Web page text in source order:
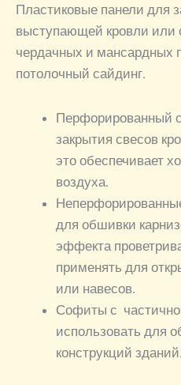
Пластиковые панели для
выступающей кровли или
чердачных и мансардных
потолочный сайдинг.
Перфорированный
закрытия свесов
это обеспечивает
воздуха.
для обшивки
эффекта
применять для
или навесов.
Софиты с
использовать для
конструкций зданий.